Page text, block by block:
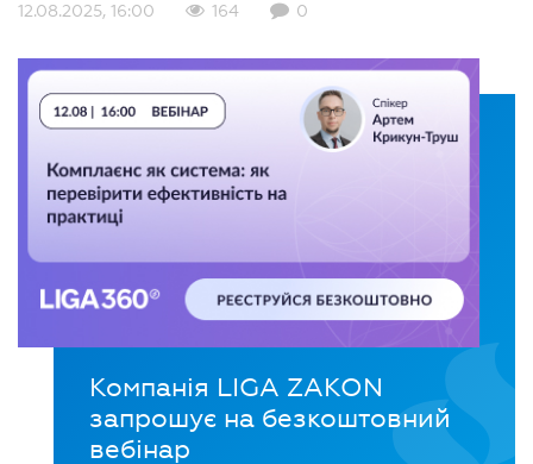
12.08.2025, 16:00 164 0
Компанія LIGA ZAKON
запрошує на безкоштовний
вебінар